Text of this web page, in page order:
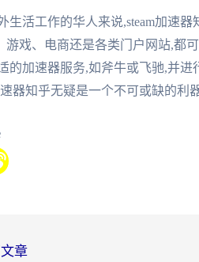
生活工作的华人来说,steam加速
游戏、电商还是各类门户网站,都
的加速器服务,如斧牛或飞驰,并
器知乎无疑是一个不可或缺的利器
章